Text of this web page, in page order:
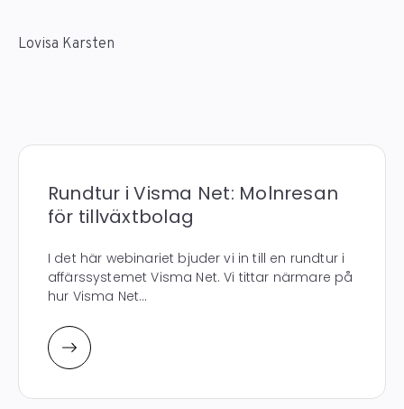
Lovisa Karsten
Rundtur i Visma Net: Molnresan
för tillväxtbolag
I det här webinariet bjuder vi in till en rundtur i
affärssystemet Visma Net. Vi tittar närmare på
hur Visma Net...